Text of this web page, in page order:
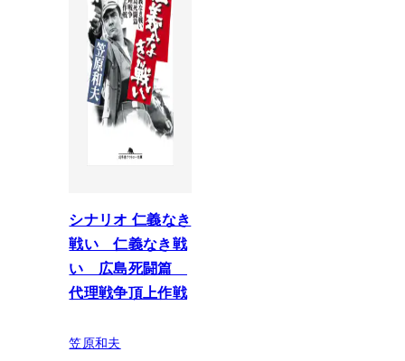
シナリオ 仁義なき
戦い 仁義なき戦
い 広島死闘篇
代理戦争頂上作戦
笠原和夫